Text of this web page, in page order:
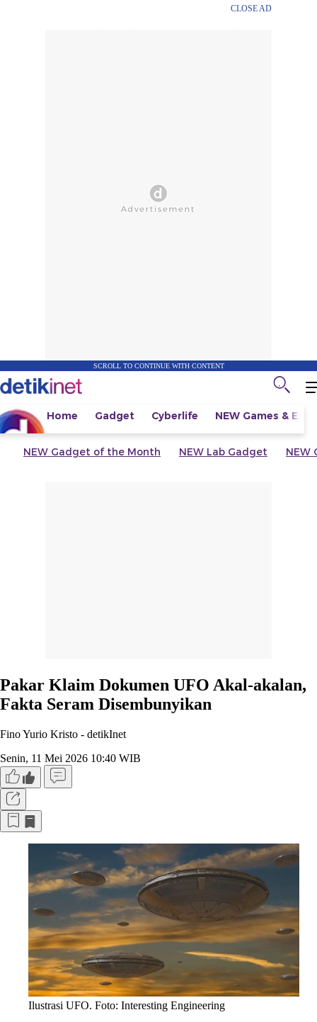
CLOSE AD
SCROLL TO CONTINUE WITH CONTENT
Home Gadget Cyberlife NEW Games &
NEW Gadget of the Month NEW Lab Gadget NEW
Pakar Klaim Dokumen UFO Akal-akalan,
Fakta Seram Disembunyikan
Fino Yurio Kristo - detikInet
Senin, 11 Mei 2026 10:40 WIB
Ilustrasi UFO. Foto: Interesting Engineering